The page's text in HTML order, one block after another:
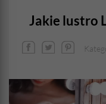
Jakie lustro